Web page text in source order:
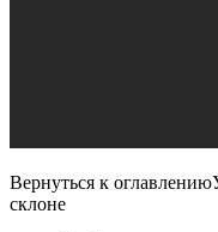
Вернуться к
склоне